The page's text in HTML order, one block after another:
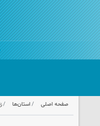
صفحه اصلی استان‌ها